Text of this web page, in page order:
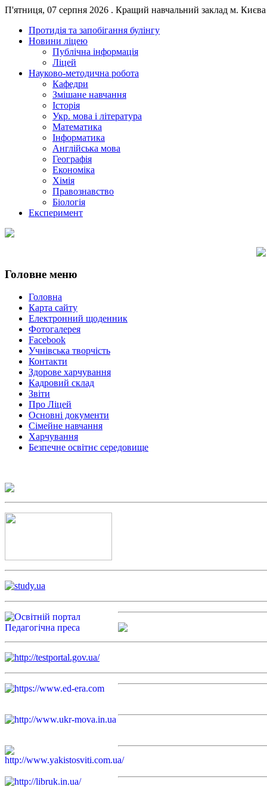
П'ятниця, 07 серпня 2026 . Кращий навчальний заклад м. Києва
Протидія та запобігання булінгу
Новини ліцею
Публічна інформація
Ліцей
Науково-методична робота
Кафедри
Змішане навчання
Історія
Укр. мова і література
Математика
Інформатика
Англійська мова
Географія
Економіка
Хімія
Правознавство
Біологія
Експеримент
Головне меню
Головна
Карта сайту
Електронний щоденник
Фотогалерея
Facebook
Учнівська творчість
Контакти
Здорове харчування
Кадровий склад
Звіти
Про Ліцей
Основні документи
Сімейне навчання
Харчування
Безпечне освітнє середовище